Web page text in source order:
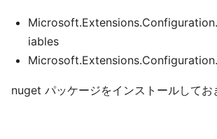
iables
nuget パッケージをインストールしてお